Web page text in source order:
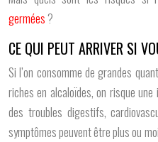
germées ?
CE QUI PEUT ARRIVER SI
Si l’on consomme de grandes
riches en alcaloïdes, on risque
des troubles digestifs,
symptômes peuvent être plus ou